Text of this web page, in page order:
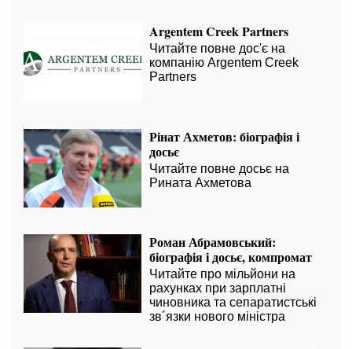
Argentem Creek Partners
Читайте повне дос'є на
компанію Argentem Creek
Partners
Рінат Ахметов: біографія і
досьє
Читайте повне досьє на
Рината Ахметова
Роман Абрамовський:
біографія і досьє, компромат
Читайте про мільйони на
рахунках при зарплатні
чиновника та сепаратистські
зв´язки нового міністра